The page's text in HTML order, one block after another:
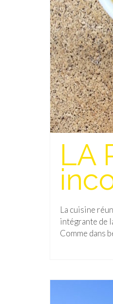
LA
La cuisine
intégrante de
Comme dans